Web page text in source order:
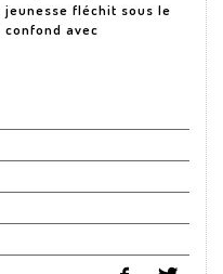
fléchit sous le
avec